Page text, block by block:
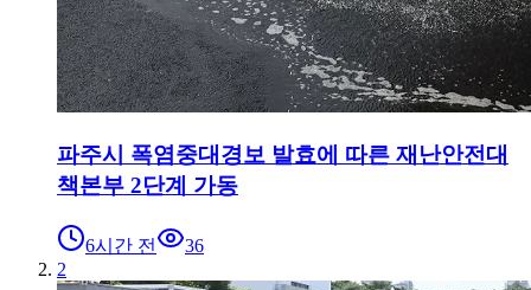
파주시 폭염중대경보 발효에 따른 재난안전대
책본부 2단계 가동
6시간 전
36
2